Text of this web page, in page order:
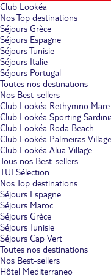
Club Lookéa
Nos Top destinations
Séjours Grèce
Séjours Espagne
Séjours Tunisie
Séjours Italie
Séjours Portugal
Toutes nos destinations
Nos Best-sellers
Club Lookéa Rethymno Mare
Club Lookéa Sporting
Club Lookéa Roda Beach
Club Lookéa Palmeiras Village
Club Lookéa Alua Village
Tous nos Best-sellers
TUI Sélection
Nos Top destinations
Séjours Espagne
Séjours Maroc
Séjours Grèce
Séjours Tunisie
Séjours Cap Vert
Toutes nos destinations
Nos Best-sellers
Hôtel Mediterraneo